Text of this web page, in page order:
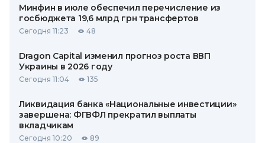
Минфин в июле обеспечил перечисление из
госбюджета 19,6 млрд грн трансфертов
Сегодня 11:23 48
Dragon Capital изменил прогноз роста ВВП
Украины в 2026 году
Сегодня 11:04 135
Ликвидация банка «Национальные инвестиции»
завершена: ФГВФЛ прекратил выплаты
вкладчикам
Сегодня 10:20 89